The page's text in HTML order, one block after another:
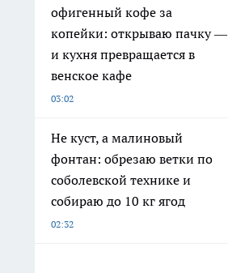
офигенный кофе за
копейки: открываю пачку —
и кухня превращается в
венское кафе
03:02
Не куст, а малиновый
фонтан: обрезаю ветки по
соболевской технике и
собираю до 10 кг ягод
02:32